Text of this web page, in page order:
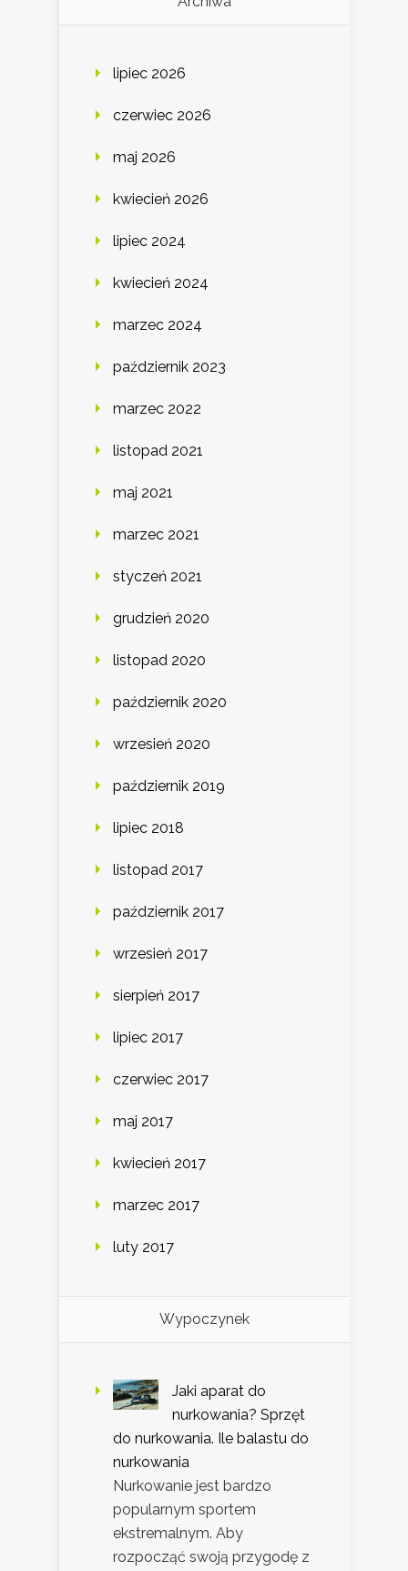
lipiec 2026
czerwiec 2026
maj 2026
kwiecień 2026
lipiec 2024
kwiecień 2024
marzec 2024
październik 2023
marzec 2022
listopad 2021
maj 2021
marzec 2021
styczeń 2021
grudzień 2020
listopad 2020
październik 2020
wrzesień 2020
październik 2019
lipiec 2018
listopad 2017
październik 2017
wrzesień 2017
sierpień 2017
lipiec 2017
czerwiec 2017
maj 2017
kwiecień 2017
marzec 2017
luty 2017
Wypoczynek
Jaki aparat do
nurkowania? Sprzęt
do nurkowania. Ile balastu do
nurkowania
Nurkowanie jest bardzo
popularnym sportem
ekstremalnym. Aby
rozpocząć swoją przygodę z